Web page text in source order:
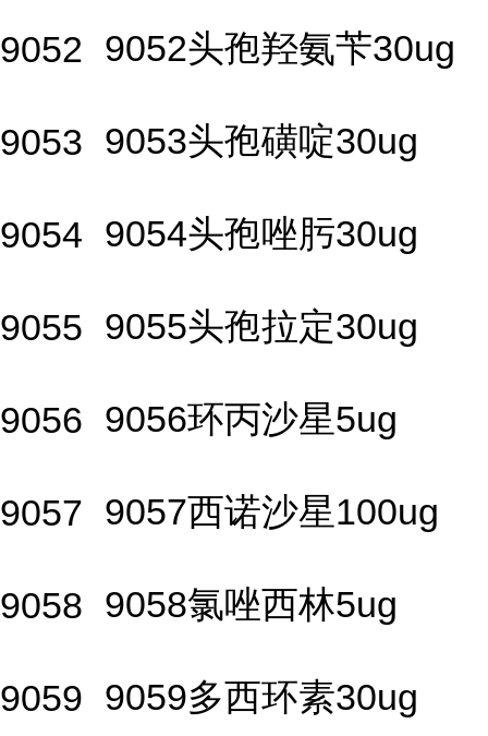
9052 9052头孢羟氨苄30ug
9053 9053头孢磺啶30ug
9054 9054头孢唑肟30ug
9055 9055头孢拉定30ug
9056 9056环丙沙星5ug
9057 9057西诺沙星100ug
9058 9058氯唑西林5ug
9059 9059多西环素30ug